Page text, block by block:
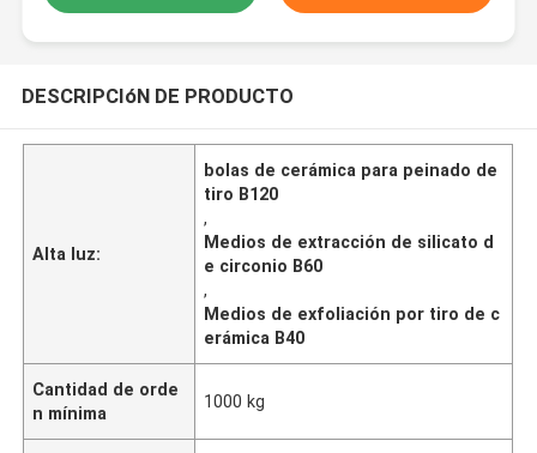
DESCRIPCIóN DE PRODUCTO
Alta luz:
bolas de cerámica para peinado de
tiro B120
,
Medios de extracción de silicato d
e circonio B60
,
Medios de exfoliación por tiro de c
erámica B40
Cantidad de orde
n mínima
1000 kg